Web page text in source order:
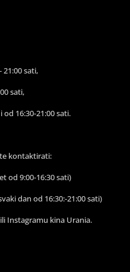
sati,
sati,
16:30-21:00 sati.
kontaktirati:
od 9:00-16:30 sati)
dan od 16:30:-21:00 sati)
Instagramu kina Urania.